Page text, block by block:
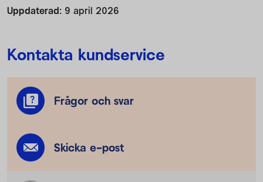
Uppdaterad: 9 april 2026
Kontakta kundservice
Frågor och svar
Skicka e-post